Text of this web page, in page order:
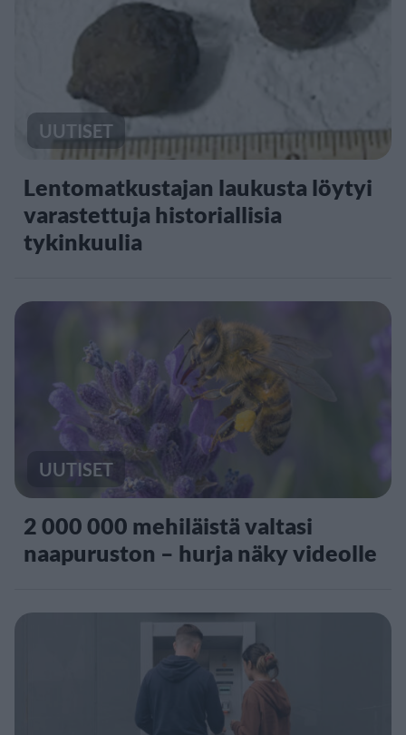
UUTISET
Lentomatkustajan laukusta löytyi
varastettuja historiallisia
tykinkuulia
UUTISET
2 000 000 mehiläistä valtasi
naapuruston – hurja näky videolle